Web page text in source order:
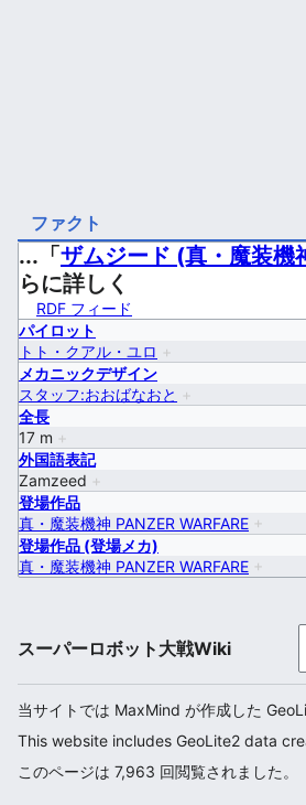
ファクト
...「ザムジード (真・魔装機
らに詳しく
RDF フィード
パイロット
トト・クアル・ユロ +
メカニックデザイン
スタッフ:おおばなおと
+
全長
17 m +
外国語表記
Zamzeed +
登場作品
真・魔装機神 PANZER WARFARE +
登場作品 (登場メカ)
真・魔装機神 PANZER WARFARE +
スーパーロボット大戦Wiki
当サイトでは MaxMind が作成した
This website includes GeoLite2 data
このページは 7,963 回閲覧されました。